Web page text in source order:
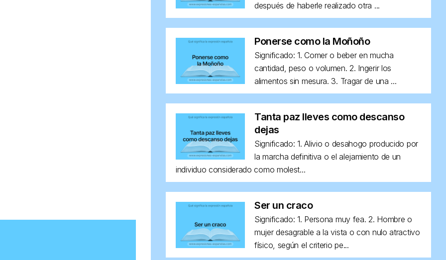
después de haberle realizado otra ...
Ponerse como la Moñoño
Significado: 1. Comer o beber en mucha
cantidad, peso o volumen. 2. Ingerir los
alimentos sin mesura. 3. Tragar de una ...
Tanta paz lleves como descanso
dejas
Significado: 1. Alivio o desahogo producido por
la marcha definitiva o el alejamiento de un
individuo considerado como molest...
Ser un craco
Significado: 1. Persona muy fea. 2. Hombre o
mujer desagrable a la vista o con nulo atractivo
físico, según el criterio pe...